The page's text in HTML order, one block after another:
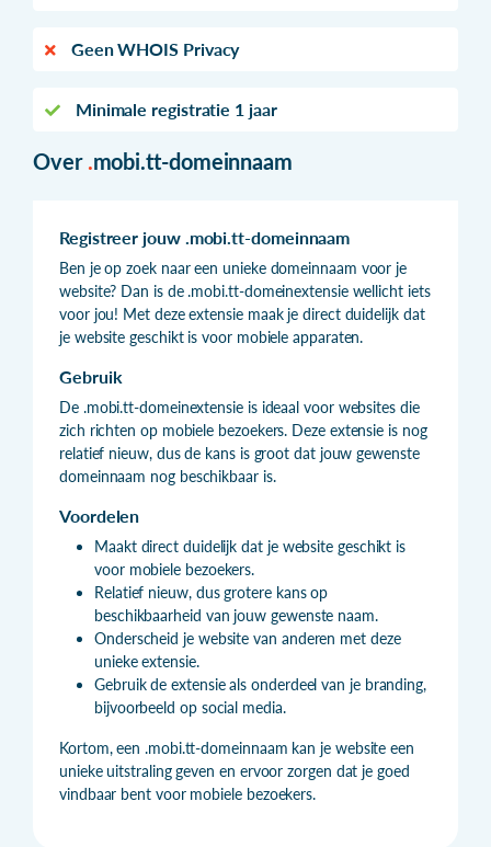
Geen WHOIS Privacy
Minimale registratie 1 jaar
Over .mobi.tt-domeinnaam
Registreer jouw .mobi.tt-domeinnaam
Ben je op zoek naar een unieke domeinnaam voor je
website? Dan is de .mobi.tt-domeinextensie wellicht iets
voor jou! Met deze extensie maak je direct duidelijk dat
je website geschikt is voor mobiele apparaten.
Gebruik
De .mobi.tt-domeinextensie is ideaal voor websites die
zich richten op mobiele bezoekers. Deze extensie is nog
relatief nieuw, dus de kans is groot dat jouw gewenste
domeinnaam nog beschikbaar is.
Voordelen
Maakt direct duidelijk dat je website geschikt is
voor mobiele bezoekers.
Relatief nieuw, dus grotere kans op
beschikbaarheid van jouw gewenste naam.
Onderscheid je website van anderen met deze
unieke extensie.
Gebruik de extensie als onderdeel van je branding,
bijvoorbeeld op social media.
Kortom, een .mobi.tt-domeinnaam kan je website een
unieke uitstraling geven en ervoor zorgen dat je goed
vindbaar bent voor mobiele bezoekers.